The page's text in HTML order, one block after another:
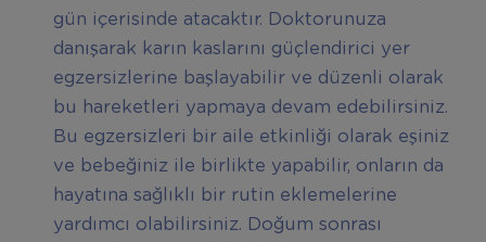
gün içerisinde atacaktır. Doktorunuza
danışarak karın kaslarını güçlendirici yer
egzersizlerine başlayabilir ve düzenli olarak
bu hareketleri yapmaya devam edebilirsiniz.
Bu egzersizleri bir aile etkinliği olarak eşiniz
ve bebeğiniz ile birlikte yapabilir, onların da
hayatına sağlıklı bir rutin eklemelerine
yardımcı olabilirsiniz. Doğum sonrası